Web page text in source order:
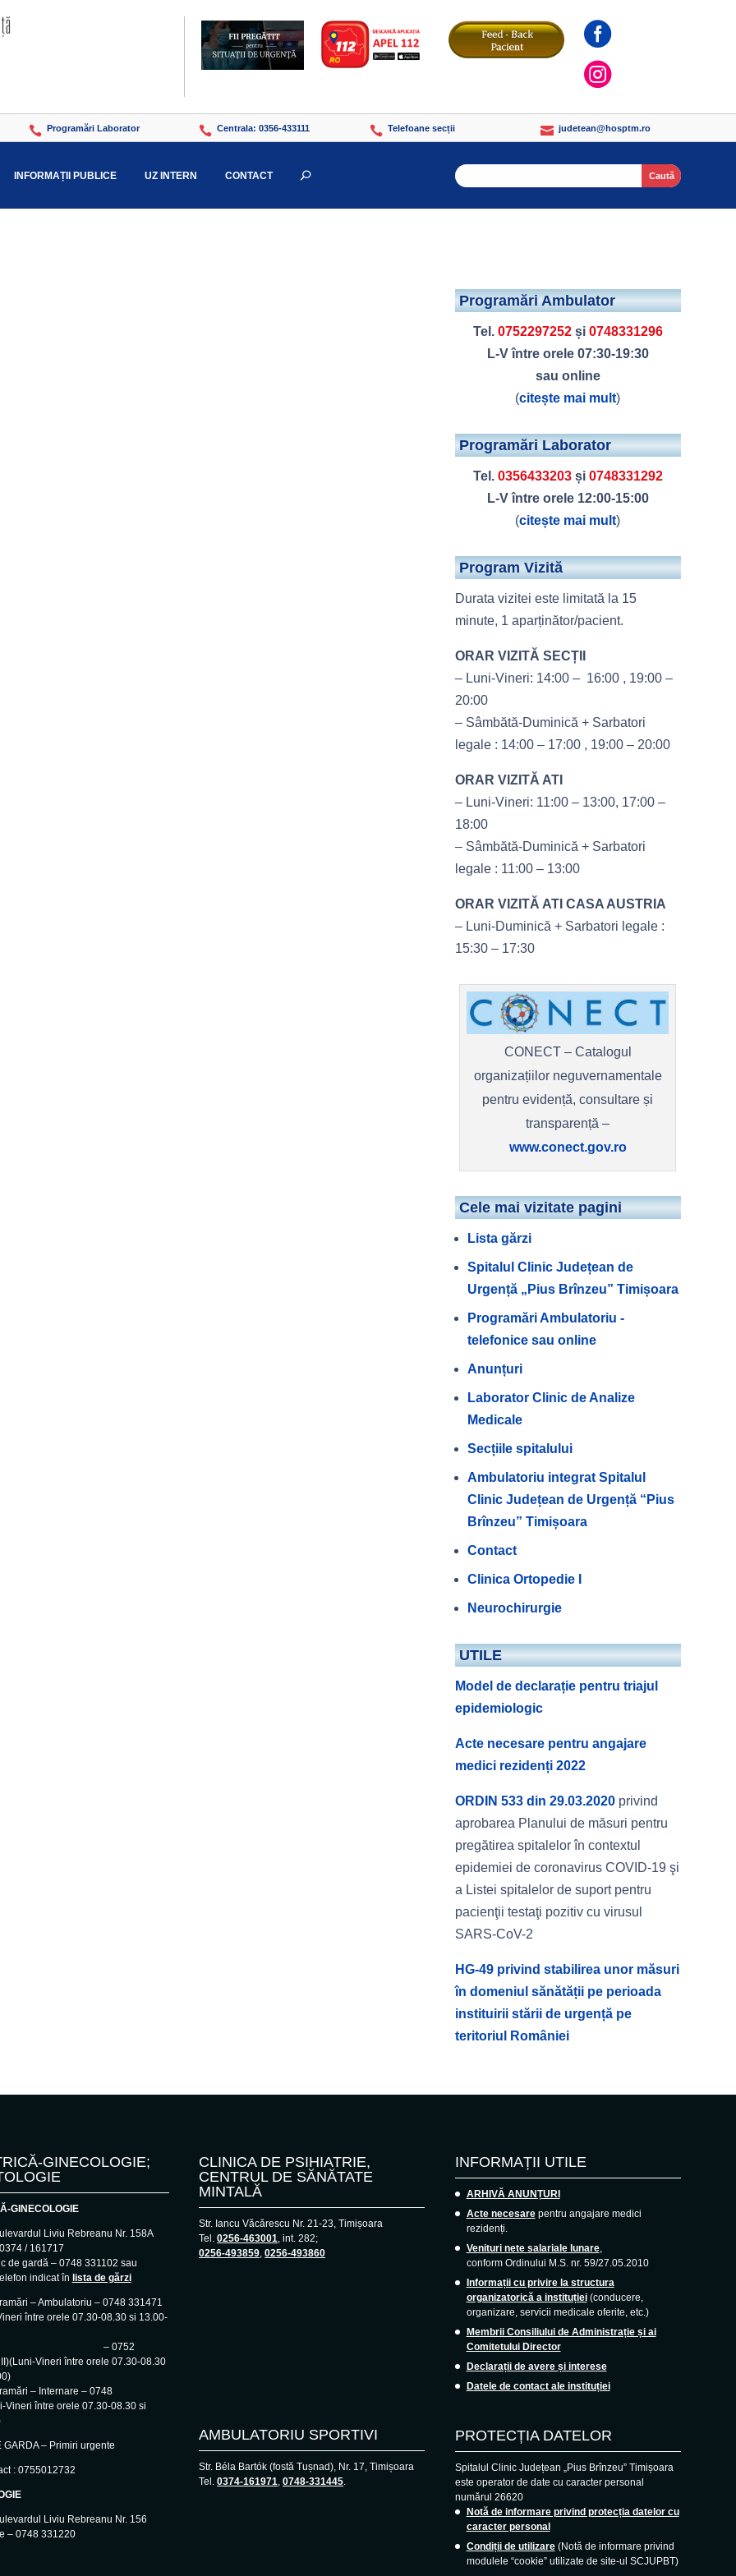


 Programări Laborator  Centrala: 0356-433111  Telefoane secții  judetean@hosptm.ro
INFORMAȚII PUBLICE UZ INTERN CONTACT U Search
Programări Ambulator
Tel. 0752297252și 0748331296
L-V între orele 07:30-19:30
sau online
(citește mai mult)
Programări Laborator
Tel. 0356433203și 0748331292
L-V între orele 12:00-15:00
(citește mai mult)
Program Vizită
Durata vizitei este limitată la 15
minute, 1 aparținător/pacient.
ORAR VIZITĂ SECȚII
– Luni-Vineri: 14:00 – 16:00 , 19:00 –
20:00
– Sâmbătă-Duminică + Sarbatori
legale : 14:00 – 17:00 , 19:00 – 20:00
ORAR VIZITĂ ATI
– Luni-Vineri: 11:00 – 13:00, 17:00 –
18:00
– Sâmbătă-Duminică + Sarbatori
legale : 11:00 – 13:00
ORAR VIZITĂ ATI CASA AUSTRIA
– Luni-Duminică + Sarbatori legale :
15:30 – 17:30
CONECT – Catalogul
organizațiilor neguvernamentale
pentru evidență, consultare și
transparență –
www.conect.gov.ro
Cele mai vizitate pagini
Lista gărzi
Spitalul Clinic Județean de
Urgență „Pius Brînzeu” Timișoara
Programări Ambulatoriu -
telefonice sau online
Anunțuri
Laborator Clinic de Analize
Medicale
Secțiile spitalului
Ambulatoriu integrat Spitalul
Clinic Județean de Urgență “Pius
Brînzeu” Timișoara
Contact
Clinica Ortopedie I
Neurochirurgie
UTILE
Model de declarație pentru triajul
epidemiologic
Acte necesare pentru angajare
medici rezidenți 2022
ORDIN 533 din 29.03.2020privind
aprobarea Planului de măsuri pentru
pregătirea spitalelor în contextul
epidemiei de coronavirus COVID-19 şi
a Listei spitalelor de suport pentru
pacienţii testaţi pozitiv cu virusul
SARS-CoV-2
HG-49 privind stabilirea unor măsuri
în domeniul sănătății pe perioada
instituirii stării de urgență pe
teritoriul României
GINECOLOGIE;
GINECOLOGIE
Liviu Rebreanu Nr. 158A
/ 161717
de gardă – 0748 331102 sau
indicat în lista de gărzi
– Ambulatoriu – 0748 331471
între orele 07.30-08.30 si 13.00-
Vineri între orele 07.30-08.30
– Internare – 0748
Vineri între orele 07.30-08.30 si
GARDA – Primiri urgente
: 0755012732
Liviu Rebreanu Nr. 156
– 0748 331220
CLINICA DE PSIHIATRIE,
CENTRUL DE SĂNĂTATE
MINTALĂ
Str. Iancu Văcărescu Nr. 21-23, Timișoara
Tel.0256-463001 , int. 282;
0256-493859 ,0256-493860
AMBULATORIU SPORTIVI
Str. Béla Bartók (fostă Tușnad), Nr. 17, Timișoara
Tel.0374-161971,0748-331445.
INFORMAȚII UTILE
ARHIVĂ ANUNȚURI
Acte necesarepentru angajare medici
rezidenți.
Venituri nete salariale lunare,
conform Ordinului M.S. nr. 59/27.05.2010
Informații cu privire la structura
organizatorică a instituției(conducere,
organizare, servicii medicale oferite, etc.)
Membrii Consiliului de Administrație și ai
Comitetului Director
Declarații de avere și interese
Datele de contact ale instituției
PROTECȚIA DATELOR
Spitalul Clinic Județean „Pius Brînzeu” Timișoara
este operator de date cu caracter personal
numărul 26620
Notă de informare privind protecția datelor cu
caracter personal
Condiții de utilizare(Notă de informare privind
modulele “cookie” utilizate de site-ul SCJUPBT)